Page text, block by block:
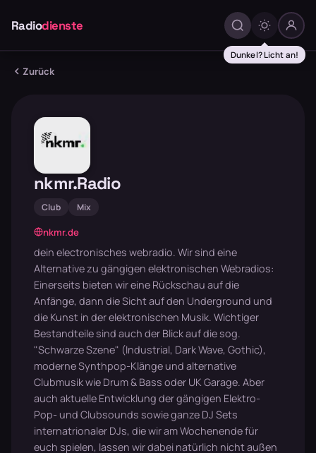
Radiodienste
Dunkel? Licht an!
Zurück
nkmr.Radio
Club Mix
nkmr.de
dein electronisches webradio. Wir sind eine
Alternative zu gängigen elektronischen Webradios:
Einerseits bieten wir eine Rückschau auf die
Anfänge, dann die Sicht auf den Underground und
die Kunst in der elektronischen Musik. Wichtiger
Bestandteile sind auch der Blick auf die sog.
"Schwarze Szene" (Industrial, Dark Wave, Gothic),
moderne Synthpop-Klänge und alternative
Clubmusik wie Drum & Bass oder UK Garage. Aber
auch aktuelle Entwicklung der gängigen Elektro-
Pop- und Clubsounds sowie ganze DJ Sets
internatrionaler DJs, die wir am Wochenende für
euch spielen, lassen wir dabei natürlich nicht außen